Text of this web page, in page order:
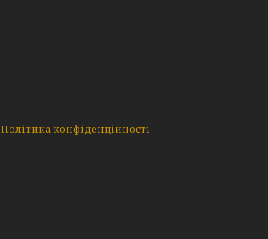
Політика конфіденційності